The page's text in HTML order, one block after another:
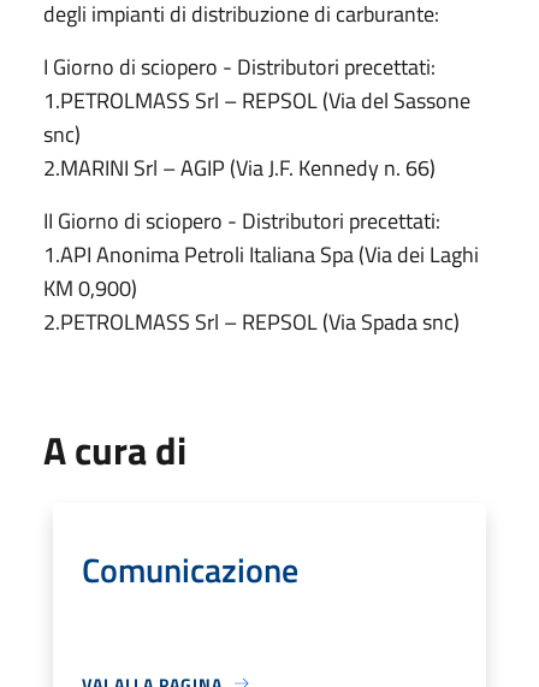
degli impianti di distribuzione di carburante:
I Giorno di sciopero - Distributori precettati:
1.PETROLMASS Srl – REPSOL (Via del Sassone
snc)
2.MARINI Srl – AGIP (Via J.F. Kennedy n. 66)
II Giorno di sciopero - Distributori precettati:
1.API Anonima Petroli Italiana Spa (Via dei Laghi
KM 0,900)
2.PETROLMASS Srl – REPSOL (Via Spada snc)
A cura di
Comunicazione